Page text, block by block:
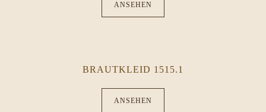
ANSEHEN
BRAUTKLEID 1515.1
ANSEHEN